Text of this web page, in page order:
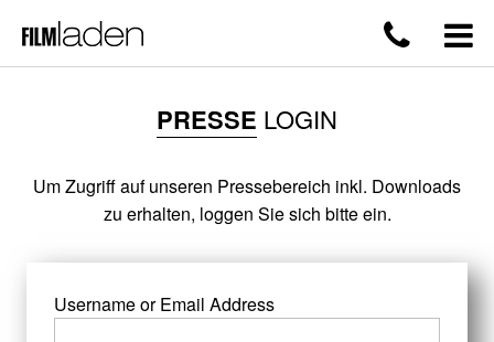
PRESSE LOGIN
Um Zugriff auf unseren Pressebereich inkl. Downloads
zu erhalten, loggen Sie sich bitte ein.
Username or Email Address